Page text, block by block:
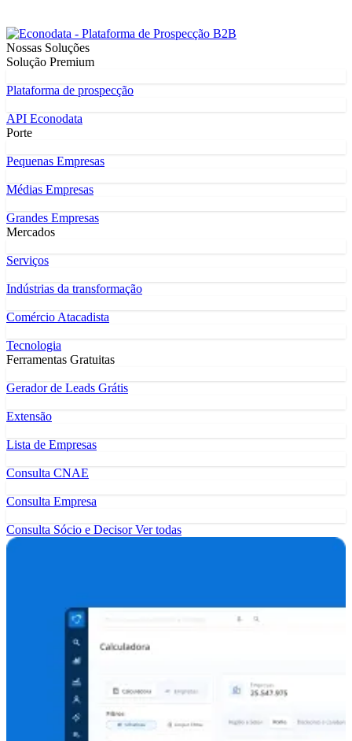
Nossas Soluções
Solução Premium
Plataforma de prospecção
API Econodata
Porte
Pequenas Empresas
Médias Empresas
Grandes Empresas
Mercados
Serviços
Indústrias da transformação
Comércio Atacadista
Tecnologia
Ferramentas Gratuitas
Gerador de Leads Grátis
Extensão
Lista de Empresas
Consulta CNAE
Consulta Empresa
Consulta Sócio e DecisorVer todas